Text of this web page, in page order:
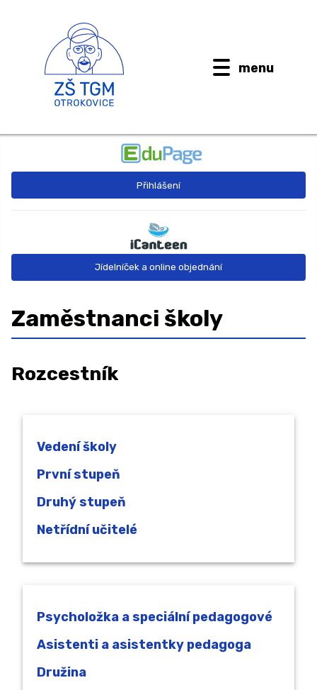
menu
BUDOUCÍ PRVŇÁČCI
AKTUALITY
Kontaktní informace
Organizace školního roku
Sběr papíru 2025/2026
ŠKOLNÍ PORADENSKÉ PRACOVIŠTĚ ↓
Kariérové poradenství
Sociální pedagog
Přihlášení
Jídelníček a online objednání
Zaměstnanci školy
Rozcestník
Vedení školy
První stupeň
Druhý stupeň
Netřídní učitelé
Psycholožka a speciální pedagogové
Asistenti a asistentky pedagoga
Družina